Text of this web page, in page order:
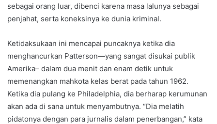
sebagai orang luar, dibenci karena masa lalunya sebagai
penjahat, serta koneksinya ke dunia kriminal.
Ketidaksukaan ini mencapai puncaknya ketika dia
menghancurkan Patterson—yang sangat disukai publik
Amerika– dalam dua menit dan enam detik untuk
memenangkan mahkota kelas berat pada tahun 1962.
Ketika dia pulang ke Philadelphia, dia berharap kerumunan
akan ada di sana untuk menyambutnya. “Dia melatih
pidatonya dengan para jurnalis dalam penerbangan,” kata